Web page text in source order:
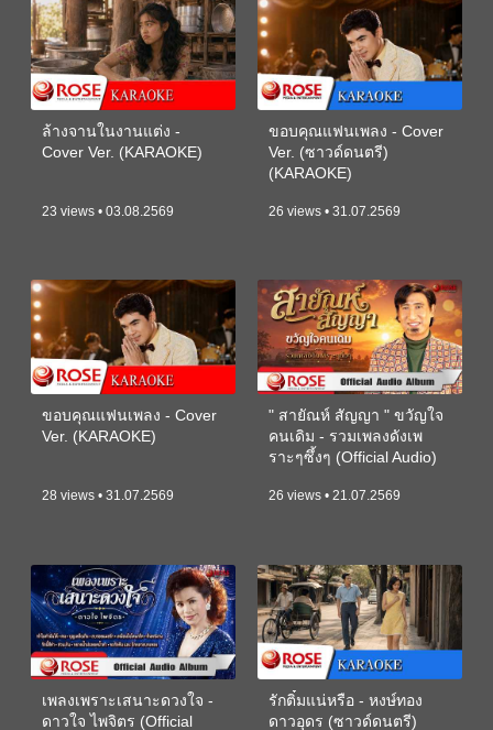
ล้างจานในงานแต่ง -
Cover Ver. (KARAOKE)
23 views • 03.08.2569
ขอบคุณแฟนเพลง - Cover
Ver. (ซาวด์ดนตรี)
(KARAOKE)
26 views • 31.07.2569
ขอบคุณแฟนเพลง - Cover
Ver. (KARAOKE)
28 views • 31.07.2569
" สายัณห์ สัญญา " ขวัญใจ
คนเดิม - รวมเพลงดังเพ
ราะๆซึ้งๆ (Official Audio)
26 views • 21.07.2569
เพลงเพราะเสนาะดวงใจ -
ดาวใจ ไพจิตร (Official
รักติ๋มแน่หรือ - หงษ์ทอง
ดาวอุดร (ซาวด์ดนตรี)